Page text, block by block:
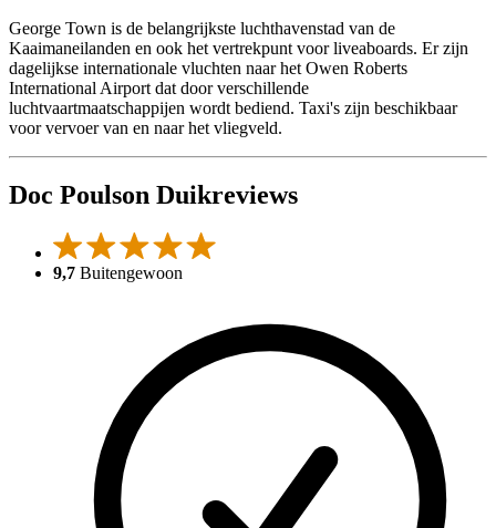
George Town is de belangrijkste luchthavenstad van de
Kaaimaneilanden en ook het vertrekpunt voor liveaboards. Er zijn
dagelijkse internationale vluchten naar het Owen Roberts
International Airport dat door verschillende
luchtvaartmaatschappijen wordt bediend. Taxi's zijn beschikbaar
voor vervoer van en naar het vliegveld.
Doc Poulson Duikreviews
9,7 Buitengewoon